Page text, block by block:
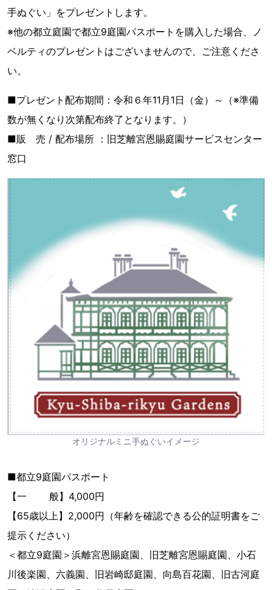
手ぬぐい」をプレゼントします。
※他の都立庭園で都立9庭園パスポートを購入した場合、ノ
ベルティのプレゼントはございませんので、ご注意くださ
い。
■プレゼント配布期間：令和６年11月1日（金）～（※準備
数が無くなり次第配布終了となります。）
■販 売 / 配布場所 ：旧芝離宮恩賜庭園サービスセンター
窓口
オリジナルミニ手ぬぐいイメージ
■都立9庭園パスポート
【一 般】4,000円
【65歳以上】2,000円（年齢を確認できる公的証明書をご
提示ください）
＜都立9庭園＞浜離宮恩賜庭園、旧芝離宮恩賜庭園、小石
川後楽園、六義園、旧岩崎邸庭園、向島百花園、旧古河庭